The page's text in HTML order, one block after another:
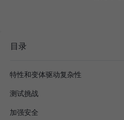
目录
特性和变体驱动复杂性
测试挑战
加强安全